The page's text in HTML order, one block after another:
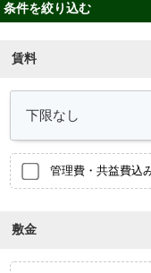
条件を絞り込む
賃料
管理費・共益費込
敷金